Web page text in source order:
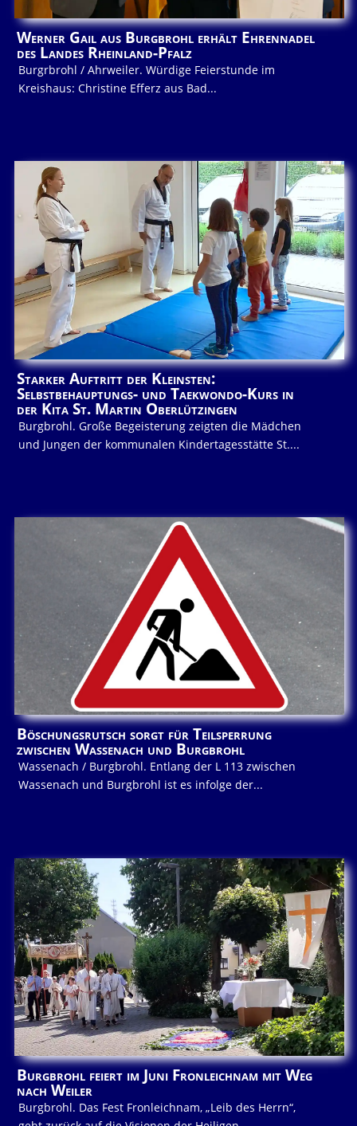
Werner Gail aus Burgbrohl erhält Ehrennadel
des Landes Rheinland-Pfalz
Burgrbrohl / Ahrweiler. Würdige Feierstunde im
Kreishaus: Christine Efferz aus Bad...
Starker Auftritt der Kleinsten:
Selbstbehauptungs- und Taekwondo-Kurs in
der Kita St. Martin Oberlützingen
Burgbrohl. Große Begeisterung zeigten die Mädchen
und Jungen der kommunalen Kindertagesstätte St....
Böschungsrutsch sorgt für Teilsperrung
zwischen Wassenach und Burgbrohl
Wassenach / Burgbrohl. Entlang der L 113 zwischen
Wassenach und Burgbrohl ist es infolge der...
Burgbrohl feiert im Juni Fronleichnam mit Weg
nach Weiler
Burgbrohl. Das Fest Fronleichnam, „Leib des Herrn“,